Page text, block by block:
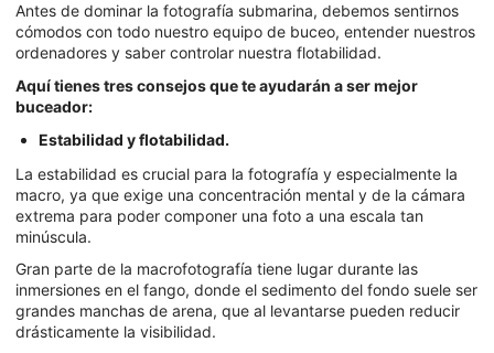
Antes de dominar la fotografía submarina, debemos sentirnos
cómodos con todo nuestro equipo de buceo, entender nuestros
ordenadores y saber controlar nuestra flotabilidad.
Aquí tienes tres consejos que te ayudarán a ser mejor
buceador:
Estabilidad y flotabilidad.
La estabilidad es crucial para la fotografía y especialmente la
macro, ya que exige una concentración mental y de la cámara
extrema para poder componer una foto a una escala tan
minúscula.
Gran parte de la macrofotografía tiene lugar durante las
inmersiones en el fango, donde el sedimento del fondo suele ser
grandes manchas de arena, que al levantarse pueden reducir
drásticamente la visibilidad.